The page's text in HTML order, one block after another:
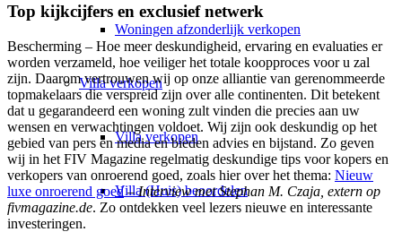
Woningen afzonderlijk verkopen
Villaverkopen
Villa verkopen
Villa (Huis) beoordelen
Top kijkcijfers en exclusief netwerk
Bescherming – Hoe meer deskundigheid, ervaring en evaluaties er
worden verzameld, hoe veiliger het totale koopproces voor u zal
zijn. Daarom vertrouwen wij op onze alliantie van gerenommeerde
topmakelaars die verspreid zijn over alle continenten. Dit betekent
dat u gegarandeerd een woning zult vinden die precies aan uw
wensen en verwachtingen voldoet. Wij zijn ook deskundig op het
gebied van pers en media en bieden advies en bijstand. Zo geven
wij in het FIV Magazine regelmatig deskundige tips voor kopers en
verkopers van onroerend goed, zoals hier over het thema: Nieuw
luxe onroerend goed–Interview met Stephan M. Czaja, extern op
fivmagazine.de. Zo ontdekken veel lezers nieuwe en interessante
investeringen.